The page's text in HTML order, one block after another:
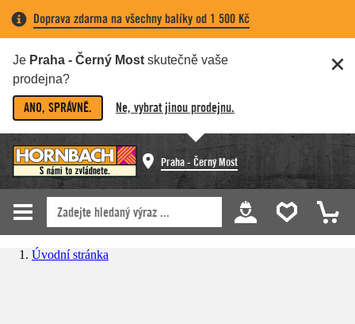
Doprava zdarma na všechny balíky od 1 500 Kč
Je Praha - Černý Most skutečně vaše
prodejna?
ANO, SPRÁVNĚ. Ne, vybrat jinou prodejnu.
Praha - Černý Most
Úvodní stránka